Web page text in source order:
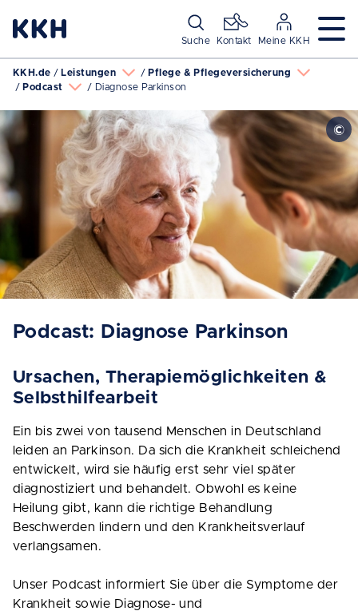
Suche Kontakt Meine KKH
KKH.de Leistungen
Pflege & Pflegeversicherung
Podcast
Diagnose Parkinson
Podcast: Diagnose Parkinson
Ursachen, Therapiemöglichkeiten &
Selbsthilfearbeit
Ein bis zwei von tausend Menschen in Deutschland
leiden an Parkinson. Da sich die Krankheit schleichend
entwickelt, wird sie häufig erst sehr viel später
diagnostiziert und behandelt. Obwohl es keine
Heilung gibt, kann die richtige Behandlung
Beschwerden lindern und den Krankheitsverlauf
verlangsamen.
Unser Podcast informiert Sie über die Symptome der
Krankheit sowie Diagnose- und